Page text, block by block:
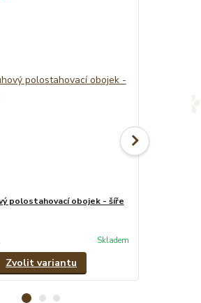
polostahovací obojek - šíře
Skladem
Zvolit variantu